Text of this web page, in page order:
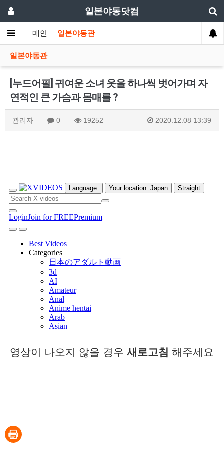
일본야동닷컴
메인 일본야동관
일본야동관
[누드어필] 귀여운 소녀 옷을 하나씩 벗어가며 자
연적인 큰 가슴과 몸매를 ?
관리자 0 19252 2020.12.08 13:39
영상이 나오지 않을 경우 새로고침 해주세요